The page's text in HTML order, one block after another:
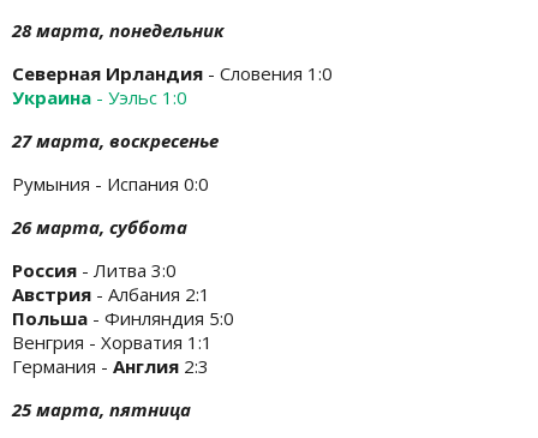
28 марта, понедельник
Северная Ирландия - Словения 1:0
Украина - Уэльс 1:0
27 марта, воскресенье
Румыния - Испания 0:0
26 марта, суббота
Россия - Литва 3:0
Австрия - Албания 2:1
Польша - Финляндия 5:0
Венгрия - Хорватия 1:1
Германия - Англия 2:3
25 марта, пятница